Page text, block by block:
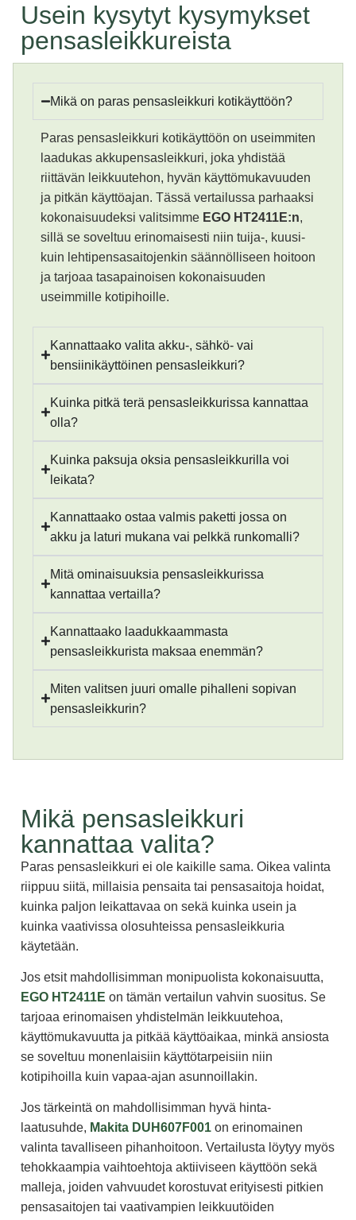
Usein kysytyt kysymykset
pensasleikkureista
Mikä on paras pensasleikkuri kotikäyttöön?
Paras pensasleikkuri kotikäyttöön on useimmiten
laadukas akkupensasleikkuri, joka yhdistää
riittävän leikkuutehon, hyvän käyttömukavuuden
ja pitkän käyttöajan. Tässä vertailussa parhaaksi
kokonaisuudeksi valitsimme EGO HT2411E:n,
sillä se soveltuu erinomaisesti niin tuija-, kuusi-
kuin lehtipensasaitojenkin säännölliseen hoitoon
ja tarjoaa tasapainoisen kokonaisuuden
useimmille kotipihoille.
Kannattaako valita akku-, sähkö- vai
bensiinikäyttöinen pensasleikkuri?
Kuinka pitkä terä pensasleikkurissa kannattaa
olla?
Kuinka paksuja oksia pensasleikkurilla voi
leikata?
Kannattaako ostaa valmis paketti jossa on
akku ja laturi mukana vai pelkkä runkomalli?
Mitä ominaisuuksia pensasleikkurissa
kannattaa vertailla?
Kannattaako laadukkaammasta
pensasleikkurista maksaa enemmän?
Miten valitsen juuri omalle pihalleni sopivan
pensasleikkurin?
Mikä pensasleikkuri
kannattaa valita?
Paras pensasleikkuri ei ole kaikille sama. Oikea valinta
riippuu siitä, millaisia pensaita tai pensasaitoja hoidat,
kuinka paljon leikattavaa on sekä kuinka usein ja
kuinka vaativissa olosuhteissa pensasleikkuria
käytetään.
Jos etsit mahdollisimman monipuolista kokonaisuutta,
EGO HT2411E on tämän vertailun vahvin suositus. Se
tarjoaa erinomaisen yhdistelmän leikkuutehoa,
käyttömukavuutta ja pitkää käyttöaikaa, minkä ansiosta
se soveltuu monenlaisiin käyttötarpeisiin niin
kotipihoilla kuin vapaa-ajan asunnoillakin.
Jos tärkeintä on mahdollisimman hyvä hinta-
laatusuhde, Makita DUH607F001 on erinomainen
valinta tavalliseen pihanhoitoon. Vertailusta löytyy myös
tehokkaampia vaihtoehtoja aktiiviseen käyttöön sekä
malleja, joiden vahvuudet korostuvat erityisesti pitkien
pensasaitojen tai vaativampien leikkuutöiden